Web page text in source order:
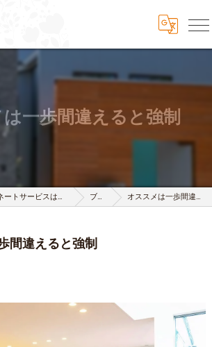
一歩間違えると強制
インテリアコーディネートサービスは株式会社 樹-itsuki- ブログ オススメは一歩間違えると強制
間違えると強制